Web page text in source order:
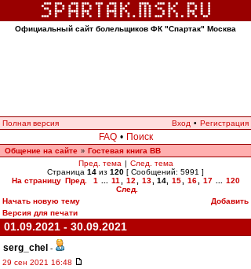
Официальный сайт болельщиков ФК "Спартак" Москва
Полная версия Вход • Регистрация
FAQ • Поиск
Общение на сайте » Гостевая книга ВВ
Пред. тема | След. тема
Страница 14 из 120 [ Сообщений: 5991 ]
На страницу Пред. 1 11 12 13 14, 15 16 17
120
След.
Начать новую тему
Добавить
Версия для печати
01.09.2021 - 30.09.2021
serg_chel -
29 сен 2021 16:48